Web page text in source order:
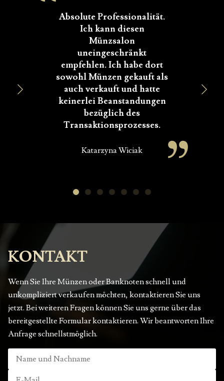
Absolute Professionalität.
Ich kann diesen
Münzsalon
uneingeschränkt
empfehlen. Ich habe dort
sowohl Münzen gekauft als
auch verkauft und hatte
keinerlei Beanstandungen
bezüglich des
Transaktionsprozesses.
Katarzyna Wiciak
KONTAKT
Wenn Sie Ihre Münzen oder Banknoten schnell und
unkompliziert verkaufen möchten, kontaktieren Sie uns
jetzt. Bei weiteren Fragen können Sie uns gerne über das
bereitgestellte Formular kontaktieren. Wir beantworten Ihre
Anfrage schnellstmöglich.